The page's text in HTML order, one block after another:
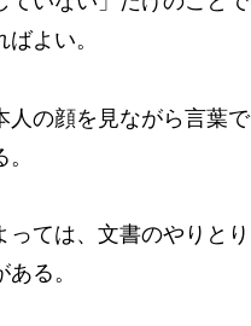
よい。
人の顔を見ながら言葉で
っては、文書のやりとり
る。